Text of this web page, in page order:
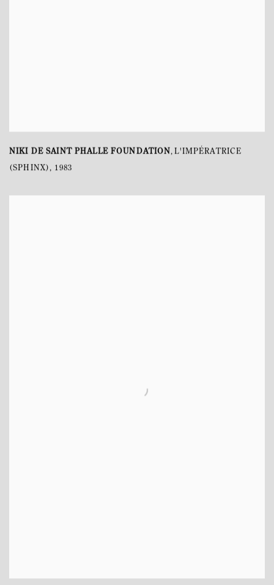
NIKI DE SAINT PHALLE FOUNDATION,L'IMPÉRATRICE
(SPHINX) , 1983